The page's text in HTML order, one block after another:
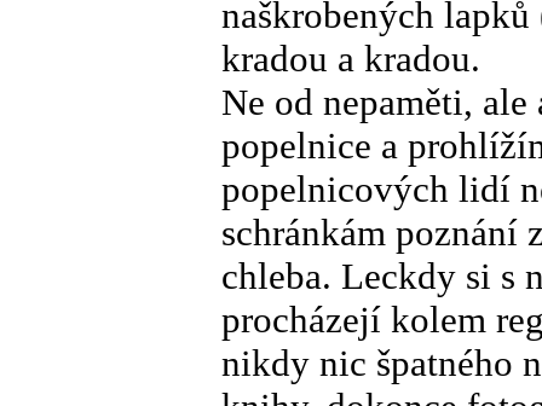
naškrobených
kradou a kradou.
Ne od nepaměti,
popelnice a
popelnicových lidí
schránkám poznání
chleba. Leckdy si s
procházejí kolem
nikdy nic špatného